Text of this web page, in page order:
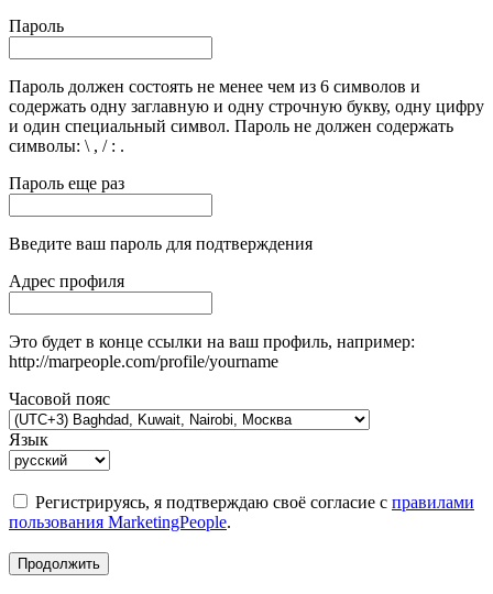
Пароль
Пароль должен состоять не менее чем из 6 символов и
содержать одну заглавную и одну строчную букву, одну цифру
и один специальный символ. Пароль не должен содержать
символы: \ , / : .
Пароль еще раз
Введите ваш пароль для подтверждения
Адрес профиля
Это будет в конце ссылки на ваш профиль, например:
http://marpeople.com/profile/yourname
Часовой пояс
Язык
Регистрируясь, я подтверждаю своё согласие с правилами
пользования MarketingPeople.
Продолжить